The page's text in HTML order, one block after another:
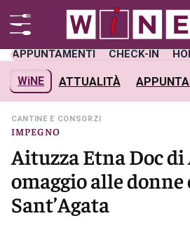
APPUNTAMENTI CHECK-IN
WiNE ATTUALITÀ
IMPEGNO
CANTINE E CONSORZI
Aituzza Etna Doc
omaggio alle donne
Sant’Agata